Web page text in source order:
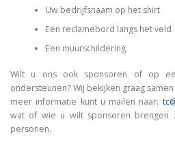
Uw bedrijfsnaam op het shirt
Een reclamebord langs het veld
Een muurschildering
Wilt u ons ook sponsoren of op
ondersteunen? Wij bekijken graag
meer informatie kunt u mailen naar:
wat of wie u wilt sponsoren brengen
personen.